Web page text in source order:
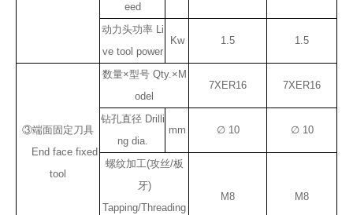
eed
动力头功率 Li
ve tool power
Kw 1.5 1.5
③端面固定刀具
End face fixed
tool
数量×型号 Qty.×M
odel
7XER16 7XER16
钻孔直径 Drilli
ng dia.
mm ∅ 10 ∅ 10
螺纹加工(攻丝/板
牙)
Tapping/Threading
M8 M8